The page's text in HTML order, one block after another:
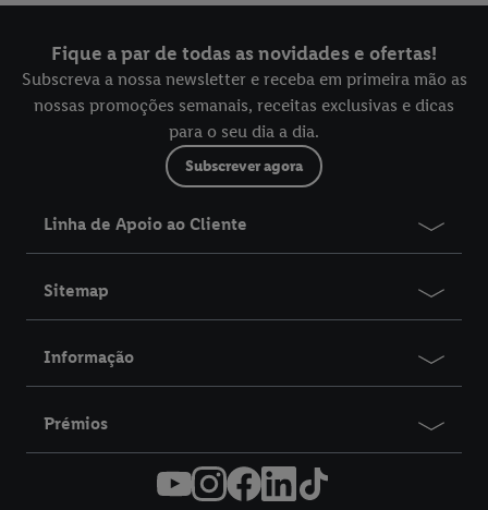
Fique a par de todas as novidades e ofertas!
Subscreva a nossa newsletter e receba em primeira mão as
nossas promoções semanais, receitas exclusivas e dicas
para o seu dia a dia.
Subscrever agora
Linha de Apoio ao Cliente
Sitemap
Informação
Prémios